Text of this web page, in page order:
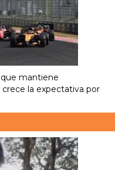
mantiene
la expectativa por